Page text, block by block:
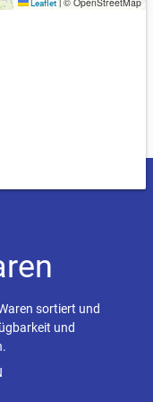
Leaflet |
sortiert und
und
€) wird nach Kilo